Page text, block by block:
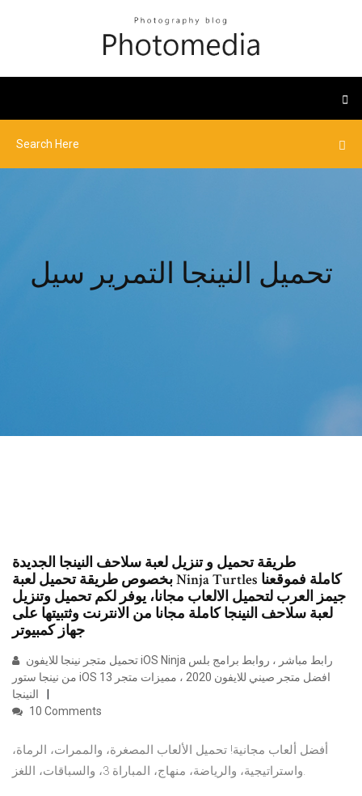
تحميل النينجا التمرير سيل
طريقة تحميل و تنزيل لعبة سلاحف النينجا الجديدة
بخصوص طريقة تحميل لعبة Ninja Turtles كاملة فموقعنا
جيمز العرب لتحميل الالعاب مجانا، يوفر لكم تحميل وتنزيل
لعبة سلاحف النينجا كاملة مجانا من الانترنت وثتبيتها على
جهاز كمبيوتر
من نينجا ستور iOS 13 افضل متجر صيني للايفون 2020 ، مميزات متجر
النينجا
10 Comments
أفضل ألعاب مجانية! تحميل الألعاب المصغرة، والممرات، الرماة،
واستراتيجية، والرياضة، منهاج، المباراة 3، والسباقات، اللغز.